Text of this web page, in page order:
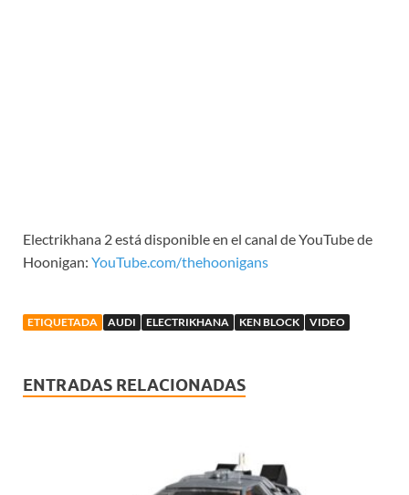
Electrikhana 2 está disponible en el canal de YouTube de
Hoonigan: YouTube.com/thehoonigans
ETIQUETADA AUDI ELECTRIKHANA KEN BLOCK VIDEO
ENTRADAS RELACIONADAS